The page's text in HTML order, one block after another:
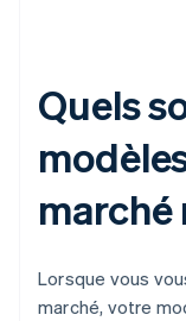
Quels
marché
Lorsque vous
marché, votre